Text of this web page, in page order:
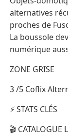
alternatives
proches de
La boussole
numérique
ZONE GRISE
3 /5 Coflix
⚡ STATS CLÉS
🎬 CATALOGUE